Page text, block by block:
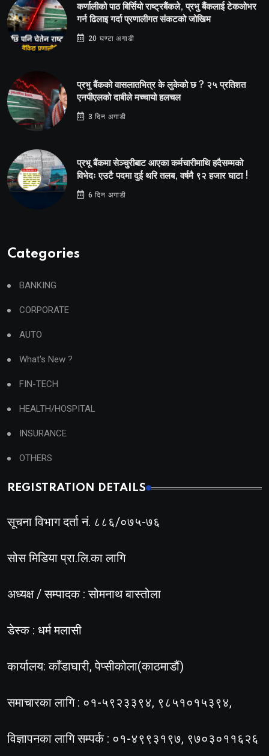
कर्णालीको पाठ बिर्सियो राष्ट्रबैंकले, प्रभु बैंकलाई टेकओभर
गर्न ढिलाइ गर्दा प्रणालीगत संकटको जोखिम
20 घण्टा अगाडी
प्रभु बैंकको वासलातभित्र के लुकेको छ ? २५ प्रतिशत
एनपीएलको दाबीले मच्चायो हलचल
3 दिन अगाडी
प्रभू बैंकमा सेञ्चुरीबाट आएका कर्मचारीमाथि हदैसम्मको
विभेदः एउटै पदमा दुई थरि तलब, वर्षमै ९२ हजार घाटा !
6 दिन अगाडी
Categories
BANKING
CORPORATE
AUTO
What's New ?
FIN-TECH
HEALTH/HOSPITAL
INSURANCE
OTHERS
REGISTRATION DETAILS
सूचना विभाग दर्ता नं. ८८६/०७५-७६
सोस मिडिया प्रा.लि.का लागि
अध्यक्ष / सम्पादक : सोमनाथ बास्तोला
डेस्क : धर्म मलासी
कार्यालय: काँडाघारी, पेप्सीकोला(काठमाडौं)
समाचारका लागि : ०१-५९२३३९४, ९८५१०१५३९४,
विज्ञापनका लागि सम्पर्क : ०१-४९९३१९७, ९७०३०११६२६